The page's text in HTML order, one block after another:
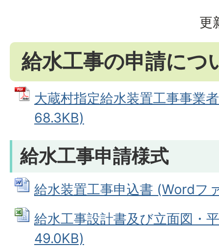
更
給水工事の申請につ
大蔵村指定給水装置工事事業
68.3KB)
給水工事申請様式
給水装置工事申込書 (Wordフ
給水工事設計書及び立面図・
49.0KB)